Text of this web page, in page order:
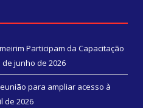
Participam da Capacitação
de junho de 2026
para ampliar acesso à
de 2026